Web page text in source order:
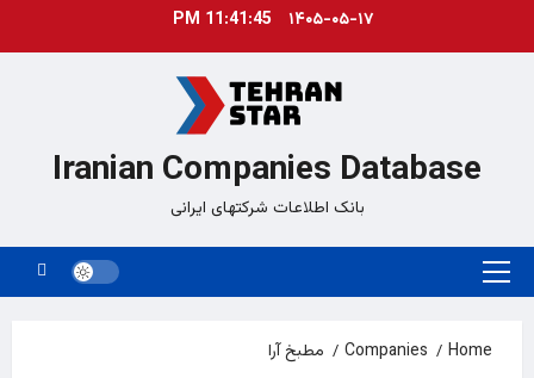
۱۴۰۵-۰۵-۱۷ 11:41:45 PM
Iranian Companies Database
بانک اطلاعات شرکتهای ایرانی
Primary
Home
Companies مطبخ آرا